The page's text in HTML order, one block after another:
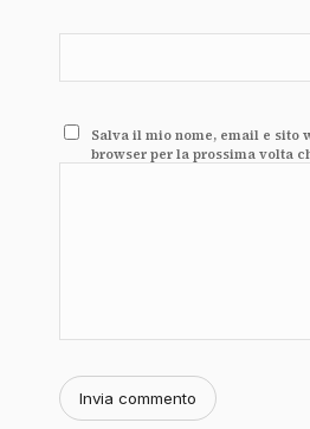
Salva il mio nome, email e sito
browser per la prossima volta